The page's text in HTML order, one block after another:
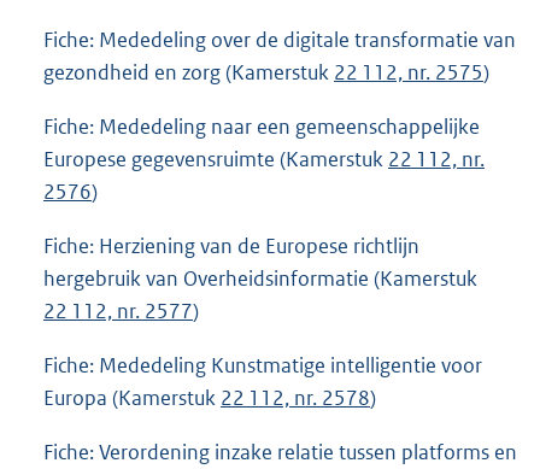
Fiche: Mededeling over de digitale transformatie van
gezondheid en zorg (Kamerstuk 22 112, nr. 2575)
Fiche: Mededeling naar een gemeenschappelijke
Europese gegevensruimte (Kamerstuk 22 112, nr.
2576)
Fiche: Herziening van de Europese richtlijn
hergebruik van Overheidsinformatie (Kamerstuk
22 112, nr. 2577)
Fiche: Mededeling Kunstmatige intelligentie voor
Europa (Kamerstuk 22 112, nr. 2578)
Fiche: Verordening inzake relatie tussen platforms en